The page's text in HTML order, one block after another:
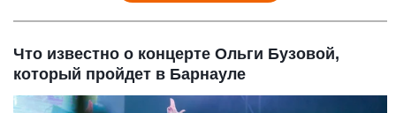
Что известно о концерте Ольги Бузовой,
который пройдет в Барнауле